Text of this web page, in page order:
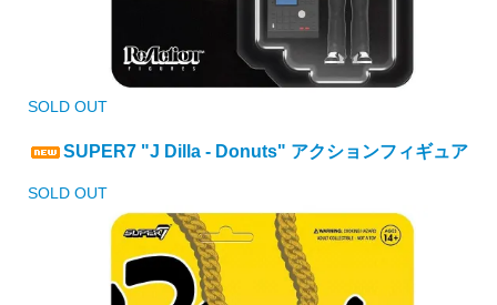
SOLD OUT
SUPER7 "J Dilla - Donuts" アクションフィギュア
SOLD OUT